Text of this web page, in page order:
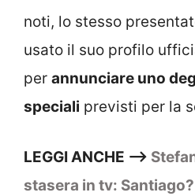
noti, lo stesso
usato il suo profilo
per annunciare uno
speciali previsti per la
LEGGI ANCHE —>
stasera in tv: